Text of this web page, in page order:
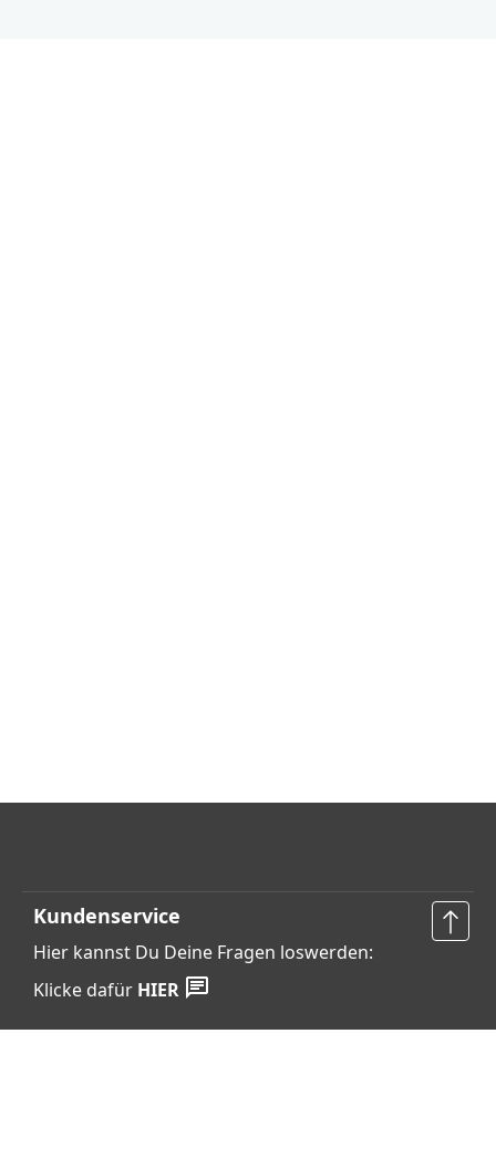
Kundenservice
Hier kannst Du Deine Fragen loswerden:
Klicke dafür HIER